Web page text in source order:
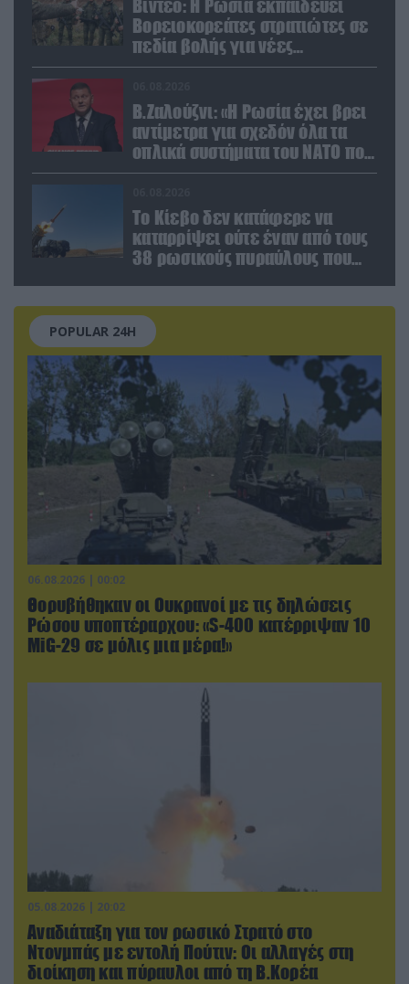
Βίντεο: Η Ρωσία εκπαιδεύει
Βορειοκορεάτες στρατιώτες σε
πεδία βολής για νέες
επιχειρήσεις
Β.Ζαλούζνι: «Η Ρωσία έχει βρει
αντίμετρα για σχεδόν όλα τα
οπλικά συστήματα του ΝΑΤΟ που
χρησιμοποιεί η Ουκρανία»
Το Κίεβο δεν κατάφερε να
καταρρίψει ούτε έναν από τους
38 ρωσικούς πυραύλους που
POPULAR 24H
06.08.2026 | 00:02
Θορυβήθηκαν οι Ουκρανοί με τις δηλώσεις
Ρώσου υποπτέραρχου: «S-400 κατέρριψαν 10
MiG-29 σε μόλις μια μέρα!»
05.08.2026 | 20:02
Αναδιάταξη για τον ρωσικό Στρατό στο
Ντονμπάς με εντολή Πούτιν: Οι αλλαγές στη
διοίκηση και πύραυλοι από τη Β.Κορέα